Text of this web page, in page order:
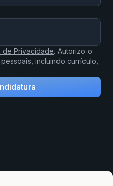
de Privacidade. Autorizo o
incluindo currículo,